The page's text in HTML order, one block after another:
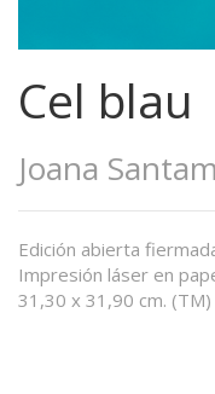
Cel blau
Joana
Edición abierta
Impresión láser en
31,30 x 31,90 cm. (TM)